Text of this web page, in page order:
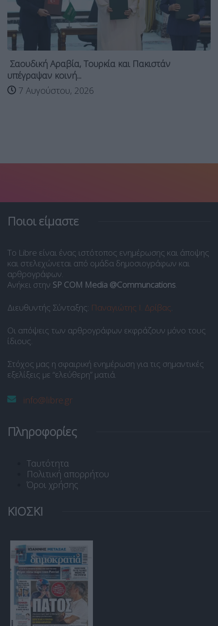
Σαουδική Αραβία, Τουρκία και Πακιστάν
υπέγραψαν κοινή...
7 Αυγούστου, 2026
Ποιοι είμαστε
Το Libre είναι ένας ιστότοπος ενημέρωσης και άποψης
και στελεχώνεται από ομάδα δημοσιογράφων και
αρθρογράφων.
Ανήκει στην SP COM Media @Communcations.
Διευθυντής Σύνταξης: Παναγιώτης Ι. Δρίβας.
Οι απόψεις των αρθρογράφων εκφράζουν μόνο τους
ίδιους.
Στόχος μας η σφαιρική ενημέρωση για τις σημαντικές
εξελίξεις με “ελεύθερη” ματιά.
info@libre.gr
Πληροφορίες
Ταυτότητα
Πολιτική απορρήτου
Όροι χρήσης
ΚΙΟΣΚΙ